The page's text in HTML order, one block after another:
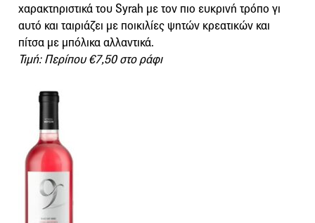
χαρακτηριστικά του Syrah με τον πιο ευκρινή τρόπο γι
αυτό και ταιριάζει με ποικιλίες ψητών κρεατικών και
πίτσα με μπόλικα αλλαντικά.
Τιμή: Περίπου €7,50 στο ράφι